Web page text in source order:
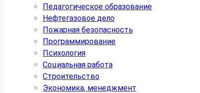
Педагогическое образование
Нефтегазовое дело
Пожарная безопасность
Программирование
Психология
Социальная работа
Строительство
Экономика, менеджмент